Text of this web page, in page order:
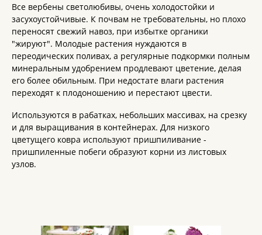
Все вербены светолюбивы, очень холодостойки и
засухоустойчивые. К почвам не требовательны, но плохо
переносят свежий навоз, при избытке органики
"жируют". Молодые растения нуждаются в
переодических поливах, а регулярные подкормки полным
минеральным удобрением продлевают цветение, делая
его более обильным. При недостате влаги растения
переходят к плодоношению и перестают цвести.
Используются в рабатках, небольших массивах, на срезку
и для выращивания в контейнерах. Для низкого
цветущего ковра используют пришпиливание -
пришпиленные побеги образуют корни из листовых
узлов.